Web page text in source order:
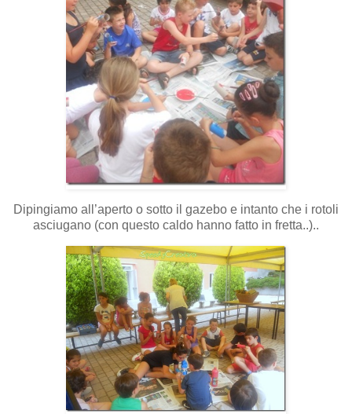
Dipingiamo all’aperto o sotto il gazebo e intanto che i rotoli
asciugano (con questo caldo hanno fatto in fretta..)..